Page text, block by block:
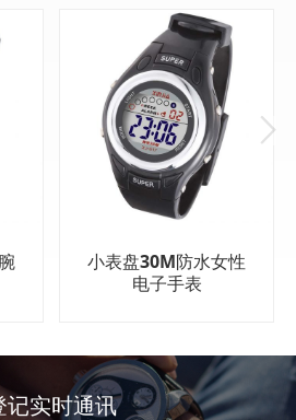
小表盘30M防水女性
电子手表
记实时通讯